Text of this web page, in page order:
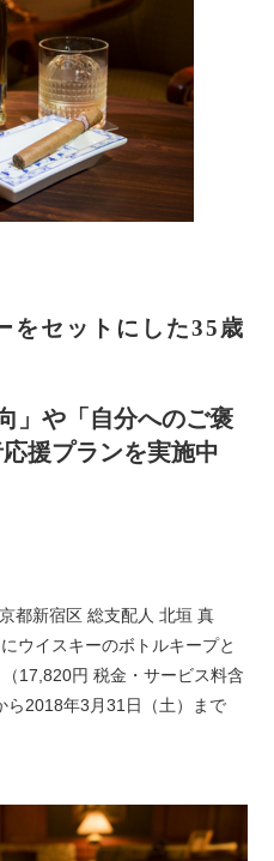
をセットにした35歳
」や「自分へのご褒
援プランを実施中
都新宿区 総支配人 北垣 真
ウイスキーのボトルキープと
17,820円 税金・サービス料含
ら2018年3月31日（土）まで